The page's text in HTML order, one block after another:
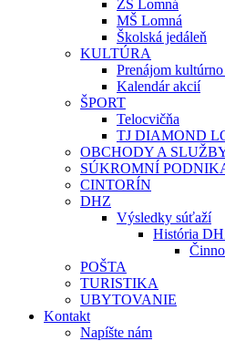
ZŠ Lomná
MŠ Lomná
Školská jedáleň
KULTÚRA
Prenájom
Kalendár akcií
ŠPORT
Telocvičňa
TJ DIAMOND
OBCHODY A
SÚKROMNÍ
CINTORÍN
DHZ
Výsledky súťaží
História
POŠTA
TURISTIKA
UBYTOVANIE
Kontakt
Napíšte nám